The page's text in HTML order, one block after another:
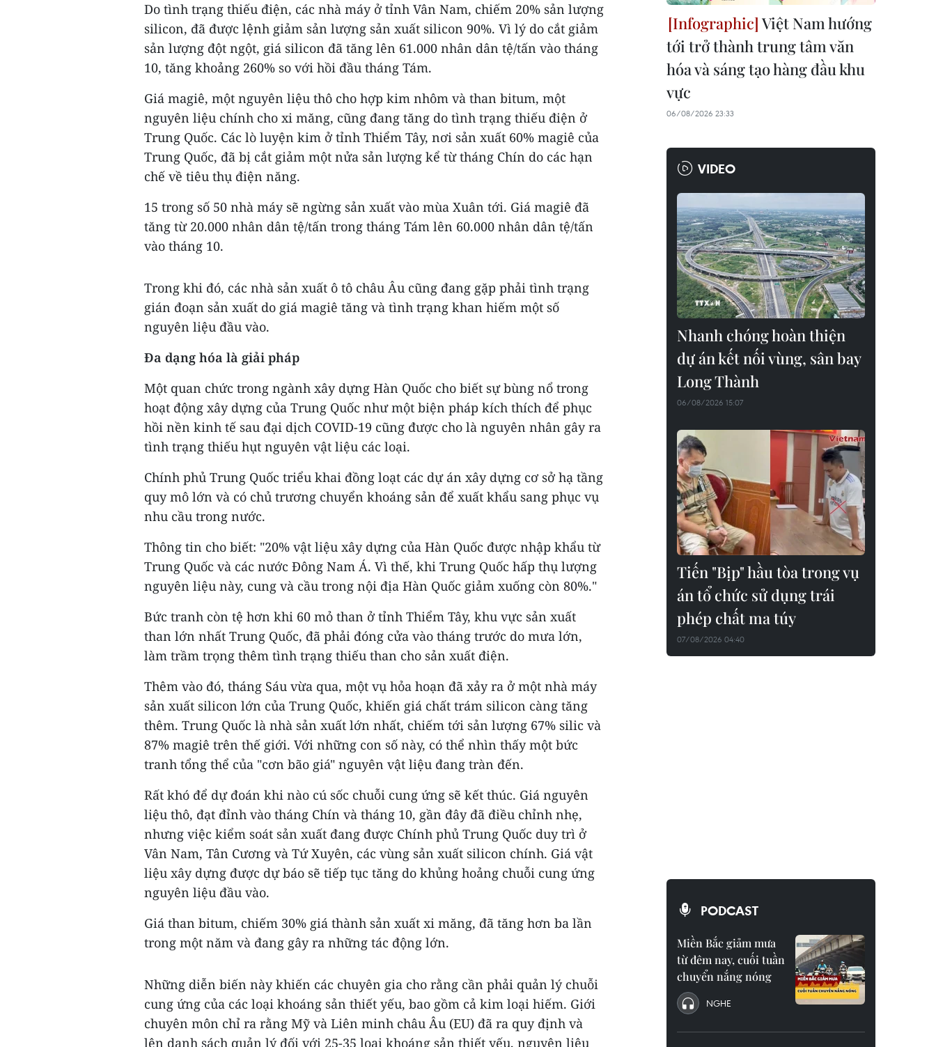
Do tình trạng thiếu điện, các nhà máy ở tỉnh Vân Nam, chiếm 20% sản lượng
silicon, đã được lệnh giảm sản lượng sản xuất silicon 90%. Vì lý do cắt giảm
sản lượng đột ngột, giá silicon đã tăng lên 61.000 nhân dân tệ/tấn vào tháng
10, tăng khoảng 260% so với hồi đầu tháng Tám.
Giá magiê, một nguyên liệu thô cho hợp kim nhôm và than bitum, một
nguyên liệu chính cho xi măng, cũng đang tăng do tình trạng thiếu điện ở
Trung Quốc. Các lò luyện kim ở tỉnh Thiểm Tây, nơi sản xuất 60% magiê của
Trung Quốc, đã bị cắt giảm một nửa sản lượng kể từ tháng Chín do các hạn
chế về tiêu thụ điện năng.
15 trong số 50 nhà máy sẽ ngừng sản xuất vào mùa Xuân tới. Giá magiê đã
tăng từ 20.000 nhân dân tệ/tấn trong tháng Tám lên 60.000 nhân dân tệ/tấn
vào tháng 10.
Trong khi đó, các nhà sản xuất ô tô châu Âu cũng đang gặp phải tình trạng
gián đoạn sản xuất do giá magiê tăng và tình trạng khan hiếm một số
nguyên liệu đầu vào.
Đa dạng hóa là giải pháp
Một quan chức trong ngành xây dựng Hàn Quốc cho biết sự bùng nổ trong
hoạt động xây dựng của Trung Quốc như một biện pháp kích thích để phục
hồi nền kinh tế sau đại dịch COVID-19 cũng được cho là nguyên nhân gây ra
tình trạng thiếu hụt nguyên vật liệu các loại.
Chính phủ Trung Quốc triểu khai đồng loạt các dự án xây dựng cơ sở hạ tầng
quy mô lớn và có chủ trương chuyển khoáng sản để xuất khẩu sang phục vụ
nhu cầu trong nước.
Thông tin cho biết: "20% vật liệu xây dựng của Hàn Quốc được nhập khẩu từ
Trung Quốc và các nước Đông Nam Á. Vì thế, khi Trung Quốc hấp thụ lượng
nguyên liệu này, cung và cầu trong nội địa Hàn Quốc giảm xuống còn 80%."
Bức tranh còn tệ hơn khi 60 mỏ than ở tỉnh Thiểm Tây, khu vực sản xuất
than lớn nhất Trung Quốc, đã phải đóng cửa vào tháng trước do mưa lớn,
làm trầm trọng thêm tình trạng thiếu than cho sản xuất điện.
Thêm vào đó, tháng Sáu vừa qua, một vụ hỏa hoạn đã xảy ra ở một nhà máy
sản xuất silicon lớn của Trung Quốc, khiến giá chất trám silicon càng tăng
thêm. Trung Quốc là nhà sản xuất lớn nhất, chiếm tới sản lượng 67% silic và
87% magiê trên thế giới. Với những con số này, có thể nhìn thấy một bức
tranh tổng thể của "cơn bão giá" nguyên vật liệu đang tràn đến.
Rất khó để dự đoán khi nào cú sốc chuỗi cung ứng sẽ kết thúc. Giá nguyên
liệu thô, đạt đỉnh vào tháng Chín và tháng 10, gần đây đã điều chỉnh nhẹ,
nhưng việc kiểm soát sản xuất đang được Chính phủ Trung Quốc duy trì ở
Vân Nam, Tân Cương và Tứ Xuyên, các vùng sản xuất silicon chính. Giá vật
liệu xây dựng được dự báo sẽ tiếp tục tăng do khủng hoảng chuỗi cung ứng
nguyên liệu đầu vào.
Giá than bitum, chiếm 30% giá thành sản xuất xi măng, đã tăng hơn ba lần
trong một năm và đang gây ra những tác động lớn.
Những diễn biến này khiến các chuyên gia cho rằng cần phải quản lý chuỗi
cung ứng của các loại khoáng sản thiết yếu, bao gồm cả kim loại hiếm. Giới
chuyên môn chỉ ra rằng Mỹ và Liên minh châu Âu (EU) đã ra quy định và
lên danh sách quản lý đối với 25-35 loại khoáng sản thiết yếu, nguyên liệu
Việt Nam hướng
tới trở thành trung tâm văn
hóa và sáng tạo hàng đầu khu
vực
06/08/2026 23:33
VIDEO
Nhanh chóng hoàn thiện
dự án kết nối vùng, sân bay
Long Thành
06/08/2026 15:07
Tiến "Bịp" hầu tòa trong vụ
án tổ chức sử dụng trái
phép chất ma túy
07/08/2026 04:40
PODCAST
Miền Bắc giảm mưa
từ đêm nay, cuối tuần
chuyển nắng nóng
NGHE